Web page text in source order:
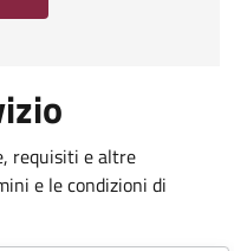
requisiti e altre
e le condizioni di